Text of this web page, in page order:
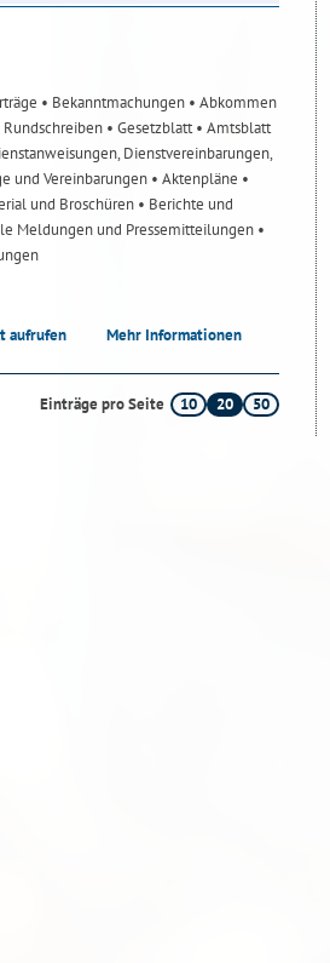
• Bekanntmachungen • Abkommen
Rundschreiben • Gesetzblatt• Amtsblatt
Dienstvereinbarungen,
und Vereinbarungen • Aktenpläne •
und Broschüren • Berichte und
Meldungen und Pressemitteilungen •
aufrufen Mehr Informationen
Einträge pro Seite 10 20 50